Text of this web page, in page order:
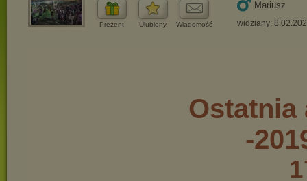
Prezent Ulubiony Wiadomość
Mariusz
widziany: